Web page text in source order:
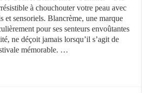
à chouchouter votre peau avec
et sensoriels. Blancrème, une marque
pour ses senteurs envoûtantes
ne déçoit jamais lorsqu’il s’agit de
mémorable. …